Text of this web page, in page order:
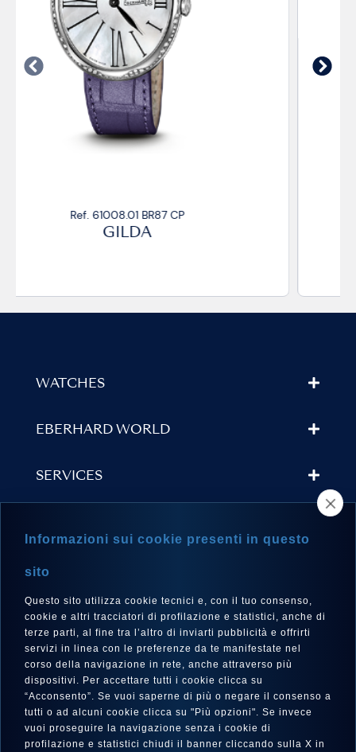
Ref. 61008.01 BR87/R CP
WATCHES
EBERHARD WORLD
SERVICES
LANGUAGE
English
FOLLOW US
Informazioni sui cookie presenti in questo
sito
Questo sito utilizza cookie tecnici e, con il tuo consenso,
cookie e altri tracciatori di profilazione e statistici, anche di
terze parti, al fine tra l’altro di inviarti pubblicità e offrirti
servizi in linea con le preferenze da te manifestate nel
corso della navigazione in rete, anche attraverso più
dispositivi. Per accettare tutti i cookie clicca su
“Acconsento”. Se vuoi saperne di più o negare il consenso a
tutti o ad alcuni cookie clicca su "Più opzioni". Se invece
vuoi proseguire la navigazione senza i cookie di
profilazione e statistici chiudi il banner cliccando sulla X in